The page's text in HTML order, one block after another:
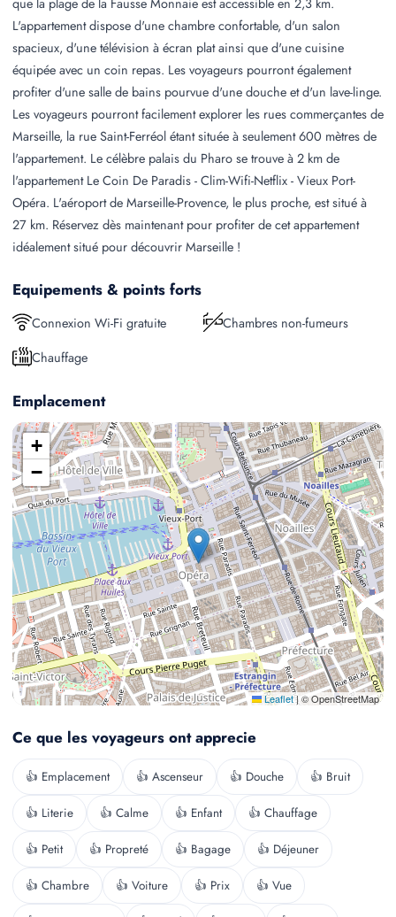
L'appartement dispose d'une chambre confortable, d'un salon
spacieux, d'une télévision à écran plat ainsi que d'une cuisine
équipée avec un coin repas. Les voyageurs pourront également
profiter d'une salle de bains pourvue d'une douche et d'un lave-linge.
Les voyageurs pourront facilement explorer les rues commerçantes de
Marseille, la rue Saint-Ferréol étant située à seulement 600 mètres de
l'appartement. Le célèbre palais du Pharo se trouve à 2 km de
l'appartement Le Coin De Paradis - Clim-Wifi-Netflix - Vieux Port-
Opéra. L'aéroport de Marseille-Provence, le plus proche, est situé à
27 km. Réservez dès maintenant pour profiter de cet appartement
idéalement situé pour découvrir Marseille !
Equipements & points forts
Connexion Wi-Fi gratuite
Chambres non-fumeurs
Chauffage
Emplacement
+
−
Leaflet|© OpenStreetMap
Ce que les voyageurs ont apprecie
👍 Emplacement 👍 Ascenseur 👍 Douche 👍 Bruit
👍 Literie 👍 Calme 👍 Enfant 👍 Chauffage
👍 Petit 👍 Propreté 👍 Bagage 👍 Déjeuner
👍 Chambre 👍 Voiture 👍 Prix 👍 Vue